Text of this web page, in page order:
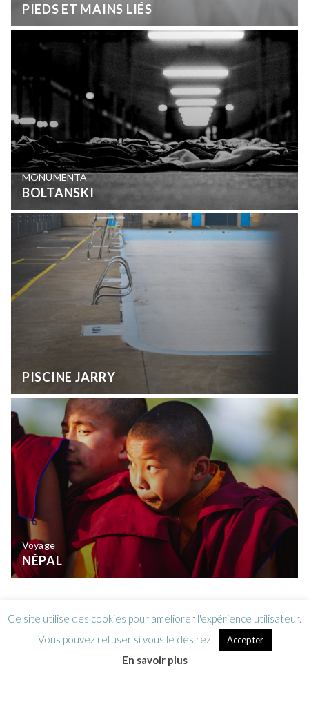
PIEDS ET MAINS LIÉS
MONUMENTA
BOLTANSKI
PISCINE JARRY
Voyage
NÉPAL
Ce site utilise des cookies pour améliorer l'expérience utilisateur.